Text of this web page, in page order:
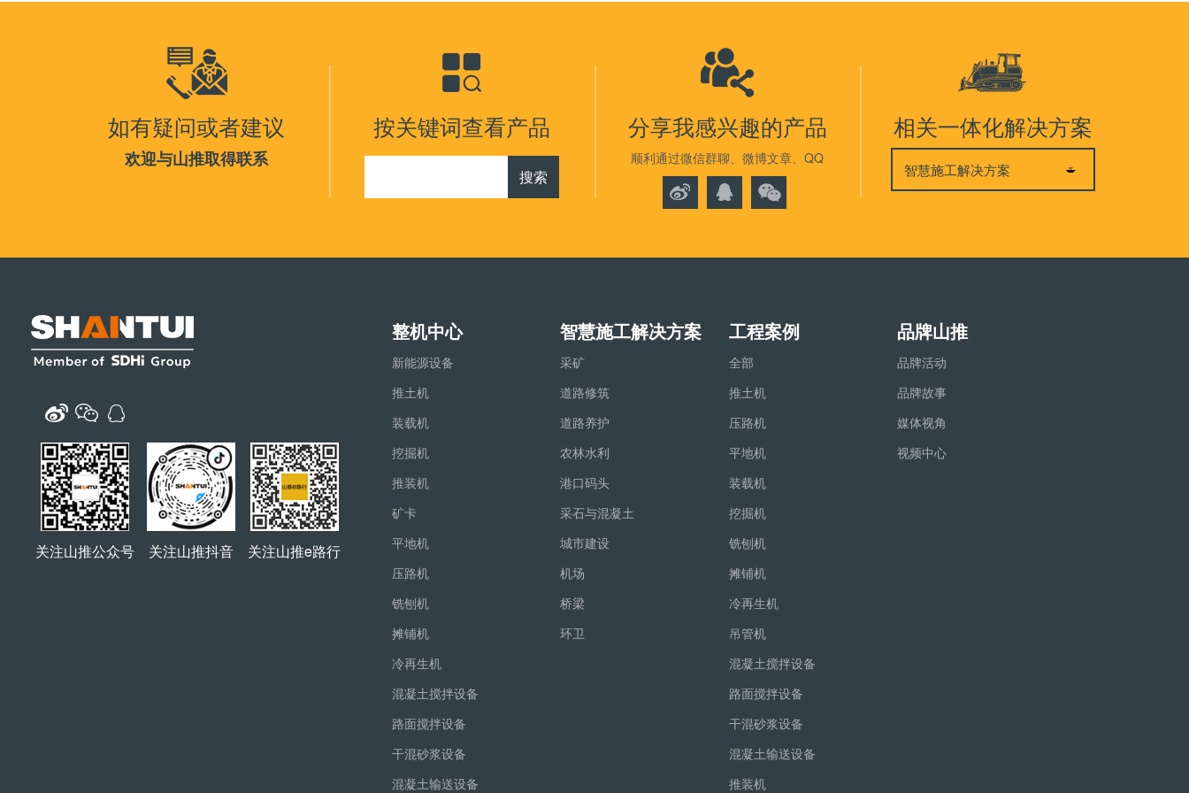
如有疑问或者建议
欢迎与山推取得联系
按关键词查看产品
搜索
分享我感兴趣的产品
顺利通过微信群聊、微博文章、QQ
相关一体化解决方案
智慧施工解决方案
关注山推公众号 关注山推抖音 关注山推e路行
整机中心
新能源设备
推土机
装载机
挖掘机
推装机
矿卡
平地机
压路机
铣刨机
摊铺机
冷再生机
混凝土搅拌设备
路面搅拌设备
干混砂浆设备
混凝土输送设备
智慧施工解决方案
采矿
道路修筑
道路养护
农林水利
港口码头
采石与混凝土
城市建设
机场
桥梁
环卫
工程案例
全部
推土机
压路机
平地机
装载机
挖掘机
铣刨机
摊铺机
冷再生机
吊管机
混凝土搅拌设备
路面搅拌设备
干混砂浆设备
混凝土输送设备
推装机
品牌山推
品牌活动
品牌故事
媒体视角
视频中心